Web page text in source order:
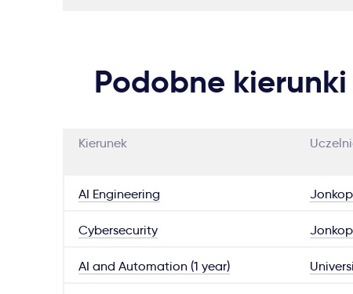
Podobne
Kierunek
AI Engineering
Cybersecurity
AI and Automation (1 year)